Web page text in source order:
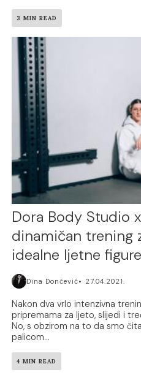
3 MIN READ
Dora Body Studio
dinamičan trening
idealne ljetne figure
Dina Dončević 27.04.2021.
Nakon dva vrlo intenzivna
pripremama za ljeto, slijedi i
No, s obzirom na to da smo
palicom...
4 MIN READ